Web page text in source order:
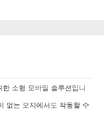
소형 모바일 솔루션입니
없는 오지에서도 작동할 수